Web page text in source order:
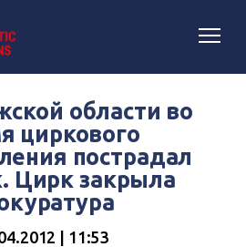
области во
циркового
пострадал
Цирк закрыла
| 11:53